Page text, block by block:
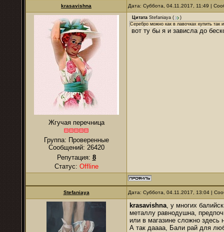
krasavishna Дата: Суббота, 04.11.2017, 11:49 |
Жгучая перечница
Группа: Проверенные
Сообщений: 26420
Репутация: 8
Статус: Offline
Цитата Stefaniaya (
)
Серебро можно как в лавочках купить так
вот ту бы я и зависла до
Stefaniaya Дата: Суббота, 04.11.2017, 13:04 |
krasavishna, у многих
металлу равнодушна,
или в магазине сложно здесь
А так даааа, Бали рай для